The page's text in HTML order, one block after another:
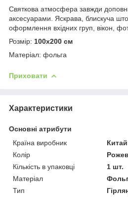
Святкова атмосфера завжди
аксесуарами. Яскрава, блискуча
оформлення вхідних груп, вікон,
Розмір: 100х200 см
Матеріал: фольга
Приховати
Характеристики
Основні атрибути
Країна виробник
Китай
Колір
Кількість в упаковці
1 шт.
Матеріал
Тип